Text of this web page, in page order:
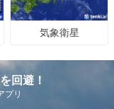
と見る気象衛星
回避！
プリ